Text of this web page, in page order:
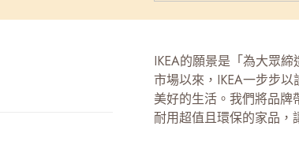
IKEA的願景是「為大眾
市場以來，IKEA一步步
美好的生活。我們將品牌
耐用超值且環保的家品，